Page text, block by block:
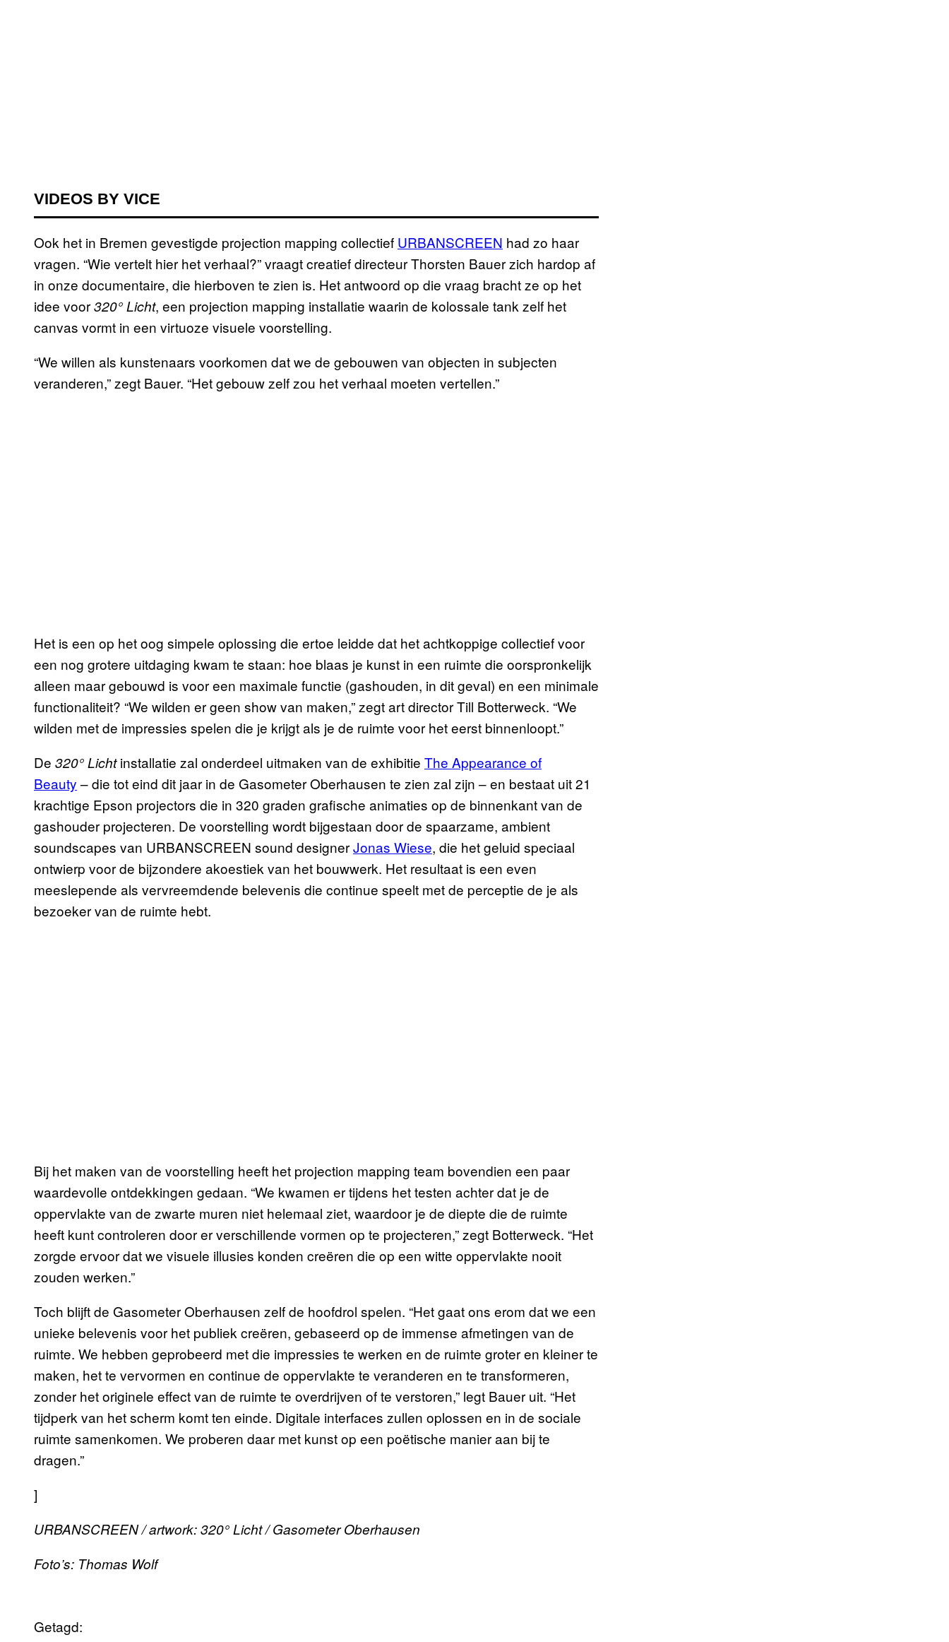
VIDEOS BY VICE
Ook het in Bremen gevestigde projection mapping collectief URBANSCREEN had zo haar
vragen. “Wie vertelt hier het verhaal?” vraagt creatief directeur Thorsten Bauer zich hardop af
in onze documentaire, die hierboven te zien is. Het antwoord op die vraag bracht ze op het
idee voor320° Licht, een projection mapping installatie waarin de kolossale tank zelf het
canvas vormt in een virtuoze visuele voorstelling.
“We willen als kunstenaars voorkomen dat we de gebouwen van objecten in subjecten
veranderen,” zegt Bauer. “Het gebouw zelf zou het verhaal moeten vertellen.”
Het is een op het oog simpele oplossing die ertoe leidde dat het achtkoppige collectief voor
een nog grotere uitdaging kwam te staan: hoe blaas je kunst in een ruimte die oorspronkelijk
alleen maar gebouwd is voor een maximale functie (gashouden, in dit geval) en een minimale
functionaliteit? “We wilden er geen show van maken,” zegt art director Till Botterweck. “We
wilden met de impressies spelen die je krijgt als je de ruimte voor het eerst binnenloopt.”
De 320° Lichtinstallatie zal onderdeel uitmaken van de exhibitie The Appearance of
Beauty – die tot eind dit jaar in de Gasometer Oberhausen te zien zal zijn – en bestaat uit 21
krachtige Epson projectors die in 320 graden grafische animaties op de binnenkant van de
gashouder projecteren. De voorstelling wordt bijgestaan door de spaarzame, ambient
soundscapes van URBANSCREEN sound designerJonas Wiese, die het geluid speciaal
ontwierp voor de bijzondere akoestiek van het bouwwerk. Het resultaat is een even
meeslepende als vervreemdende belevenis die continue speelt met de perceptie de je als
bezoeker van de ruimte hebt.
Bij het maken van de voorstelling heeft het projection mapping team bovendien een paar
waardevolle ontdekkingen gedaan. “We kwamen er tijdens het testen achter dat je de
oppervlakte van de zwarte muren niet helemaal ziet, waardoor je de diepte die de ruimte
heeft kunt controleren door er verschillende vormen op te projecteren,” zegt Botterweck. “Het
zorgde ervoor dat we visuele illusies konden creëren die op een witte oppervlakte nooit
zouden werken.”
Toch blijft de Gasometer Oberhausen zelf de hoofdrol spelen. “Het gaat ons erom dat we een
unieke belevenis voor het publiek creëren, gebaseerd op de immense afmetingen van de
ruimte. We hebben geprobeerd met die impressies te werken en de ruimte groter en kleiner te
maken, het te vervormen en continue de oppervlakte te veranderen en te transformeren,
zonder het originele effect van de ruimte te overdrijven of te verstoren,” legt Bauer uit. “Het
tijdperk van het scherm komt ten einde. Digitale interfaces zullen oplossen en in de sociale
ruimte samenkomen. We proberen daar met kunst op een poëtische manier aan bij te
dragen.”
]
URBANSCREEN / artwork: 320° Licht / Gasometer Oberhausen
Foto’s: Thomas Wolf
Getagd: